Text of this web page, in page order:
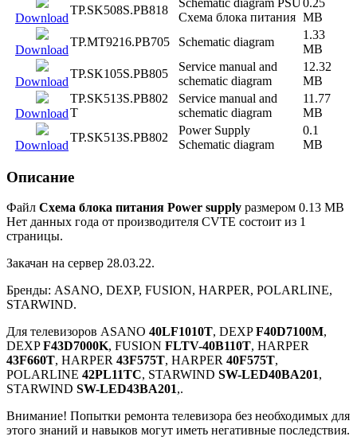
Download
TP.SK508S.PB818
Схема блока питания MB
Download
TP.MT9216.PB705 Schematic diagram
1.33
MB
Download
TP.SK105S.PB805
Service manual and
schematic diagram
12.32
MB
Download
TP.SK513S.PB802
T
Service manual and
schematic diagram
11.77
MB
Download
TP.SK513S.PB802
Power Supply
Schematic diagram
0.1
MB
Описание
Файл Схема блока питания Power supply размером 0.13 MB
Нет данных года от производителя CVTE состоит из 1
страницы.
Закачан на сервер 28.03.22.
Бренды: ASANO, DEXP, FUSION, HARPER, POLARLINE,
STARWIND.
Для телевизоров ASANO 40LF1010T, DEXPF40D7100M,
DEXPF43D7000K, FUSION FLTV-40B110T, HARPER
43F660T, HARPER 43F575T, HARPER 40F575T,
POLARLINE 42PL11TC, STARWIND SW-LED40BA201,
STARWIND SW-LED43BA201,.
Внимание! Попытки ремонта телевизора без необходимых для
этого знаний и навыков могут иметь негативные последствия.